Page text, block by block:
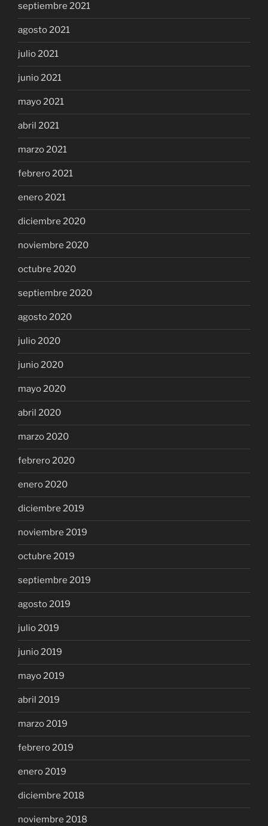
septiembre 2021
agosto 2021
julio 2021
junio 2021
mayo 2021
abril 2021
marzo 2021
febrero 2021
enero 2021
diciembre 2020
noviembre 2020
octubre 2020
septiembre 2020
agosto 2020
julio 2020
junio 2020
mayo 2020
abril 2020
marzo 2020
febrero 2020
enero 2020
diciembre 2019
noviembre 2019
octubre 2019
septiembre 2019
agosto 2019
julio 2019
junio 2019
mayo 2019
abril 2019
marzo 2019
febrero 2019
enero 2019
diciembre 2018
noviembre 2018